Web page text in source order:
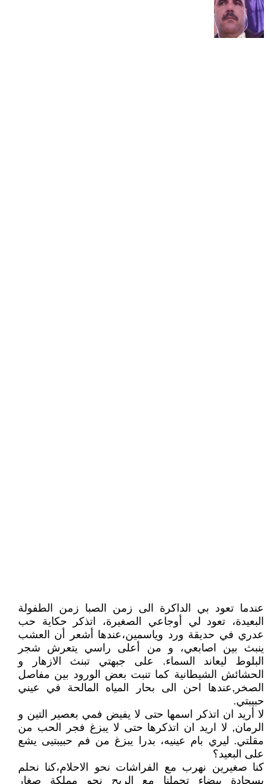
عندما تعود بي الداكرة الى زمن الصبا زمن الطفولة
البعيدة، تعود لي أوجاعي الصغيرة، اتذكر حكاية حب
عدري في حديقة ورد وياسمين،عندها أشعر أن العشب
ينبث بين اصابعي، و من أعلى راسي يتعرش شجر
البلوط ليعاند السماء. على جبهتي تبنث الازهار و
الحشائش الشيطانية كما تنبت بعض الورود بين مفاصل
الصخر,عندها احن الى بحار المياه المالحة في عيني
حبيبتي.
لا أريد ان اتذكر اسمها حتى لا يفيض فمي بعصير التين و
الرمان, لا اريد ان اتذكرها حتى لا يبزغ فجر الحب من
مقلتي. ليري بام عينيه، بدرا يبزغ من فم حبيبتيى يشع
على البعيد؟
كنا صغيرين نهرب مع الفراشات نحو الاحلام،كنا نحلم
بسجادة بيضاء تحملنا مع الريح نحو مملكة صغار